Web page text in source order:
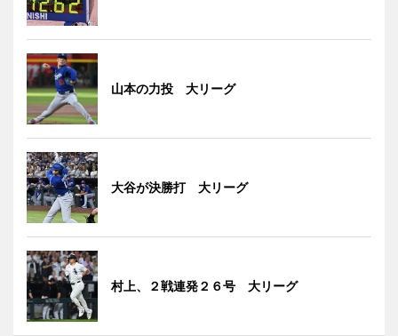
山本の力投 大リーグ
大谷が決勝打 大リーグ
村上、２戦連発２６号 大リーグ